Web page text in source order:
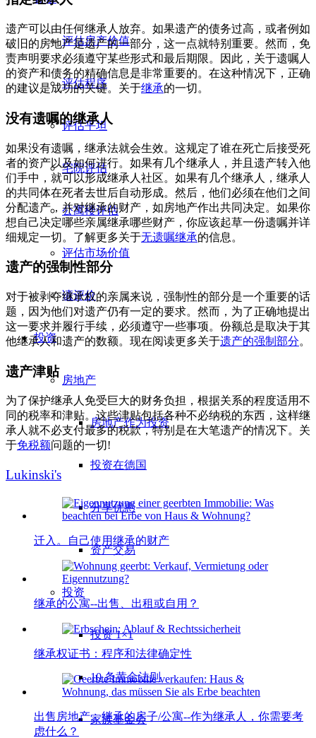
评估房产价值
评估程序
评估平坦
宅院评估
公寓楼评估
评估市场价值
请评价
投资
房地产
房地产作为投资
投资在德国
分享优惠
资产交易
投资
投资 1×1
10 条黄金法则
家族基金会
遗产可以由任何继承人放弃。如果遗产的债务过高，或者例如
破旧的房地产是遗产的一部分，这一点就特别重要。然而，免
责声明要求必须遵守某些形式和最后期限。因此，关于遗嘱人
的资产和债务的精确信息是非常重要的。在这种情况下，正确
的建议是成功的关键。关于继承的一切。
没有遗嘱的继承人
如果没有遗嘱，继承法就会生效。这规定了谁在死亡后接受死
者的资产以及如何进行。如果有几个继承人，并且遗产转入他
们手中，就可以形成继承人社区。如果有几个继承人，继承人
的共同体在死者去世后自动形成。然后，他们必须在他们之间
分配遗产，并对继承的财产，如房地产作出共同决定。如果你
想自己决定哪些亲属继承哪些财产，你应该起草一份遗嘱并详
细规定一切。了解更多关于无遗嘱继承的信息。
遗产的强制性部分
对于被剥夺继承权的亲属来说，强制性的部分是一个重要的话
题，因为他们对遗产仍有一定的要求。然而，为了正确地提出
这一要求并履行手续，必须遵守一些事项。份额总是取决于其
他继承人和遗产的数额。现在阅读更多关于遗产的强制部分。
遗产津贴
为了保护继承人免受巨大的财务负担，根据关系的程度适用不
同的税率和津贴。这些津贴包括各种不必纳税的东西，这样继
承人就不必支付最多的税款，特别是在大笔遗产的情况下。关
于免税额问题的一切!
Lukinski's
迁入。自己使用继承的财产
继承的公寓--出售、出租或自用？
继承权证书：程序和法律确定性
出售房地产。继承的房子/公寓--作为继承人，你需要考
虑什么？